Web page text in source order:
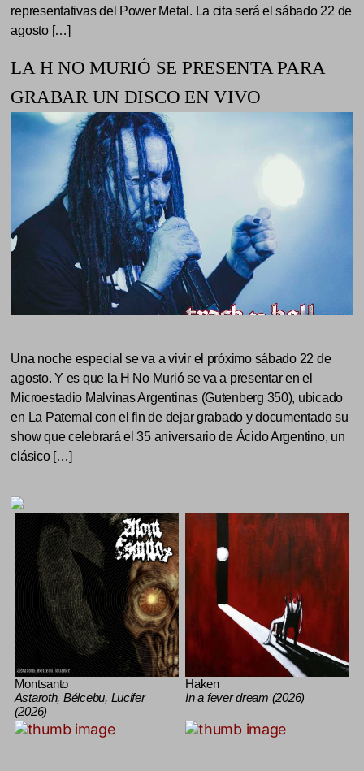
representativas del Power Metal. La cita será el sábado 22 de
agosto […]
LA H NO MURIÓ SE PRESENTA PARA
GRABAR UN DISCO EN VIVO
Una noche especial se va a vivir el próximo sábado 22 de
agosto. Y es que la H No Murió se va a presentar en el
Microestadio Malvinas Argentinas (Gutenberg 350), ubicado
en La Paternal con el fin de dejar grabado y documentado su
show que celebrará el 35 aniversario de Ácido Argentino, un
clásico […]
Montsanto
Astaroth, Bélcebu, Lucifer
(2026)
Haken
In a fever dream (2026)